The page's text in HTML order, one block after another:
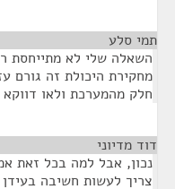
תמי סלע
השאלה שלי לא מתייחסת
מחקירת היכולת זה גורם
חלק מהמערכת ולאו דווקא
דוד מדיוני
נכון, אבל למה בכל זאת
צריך לעשות חשיבה